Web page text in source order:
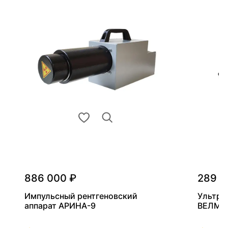
886 000 ₽
Импульсный рентгеновский
аппарат АРИНА-9
289